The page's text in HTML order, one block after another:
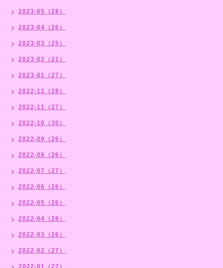
2023-05（28）
2023-04（26）
2023-03（25）
2023-02（21）
2023-01（27）
2022-12（28）
2022-11（27）
2022-10（30）
2022-09（26）
2022-08（26）
2022-07（27）
2022-06（26）
2022-05（26）
2022-04（28）
2022-03（26）
2022-02（27）
2022-01（27）